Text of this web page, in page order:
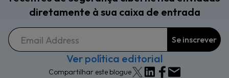
diretamente à sua caixa de entrada
Ver política editorial
Compartilhar este blogue